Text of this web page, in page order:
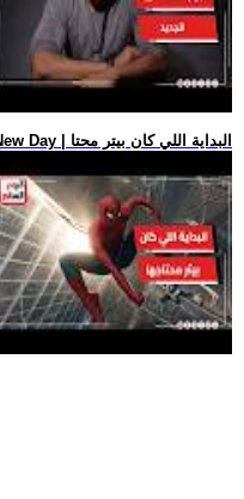
.. فيلم Spider-Man: Brand New Day | البداية اللي كان بيتر محتا